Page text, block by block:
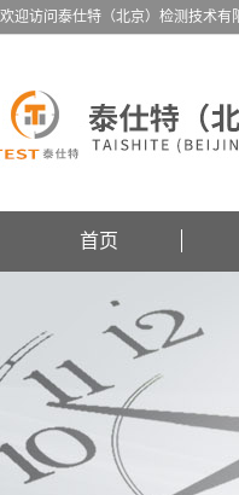
欢迎访问泰仕特（北京）检测技术有
首页